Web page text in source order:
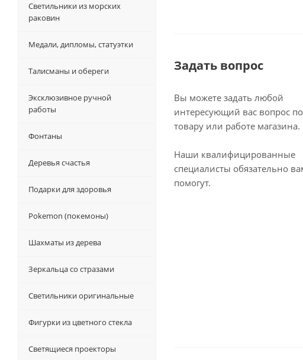
Задать вопрос
Вы можете задать любой
интересующий вас вопрос по
товару или работе магазина.
Наши квалифицированные
специалисты обязательно
помогут.
Светильники из морских
раковин
Медали, дипломы, статуэтки
Талисманы и обереги
Эксклюзивное ручной
работы
Фонтаны
Деревья счастья
Подарки для здоровья
Pokemon (покемоны)
Шахматы из дерева
Зеркальца со стразами
Светильники оригинальные
Фигурки из цветного стекла
Светящиеся проекторы